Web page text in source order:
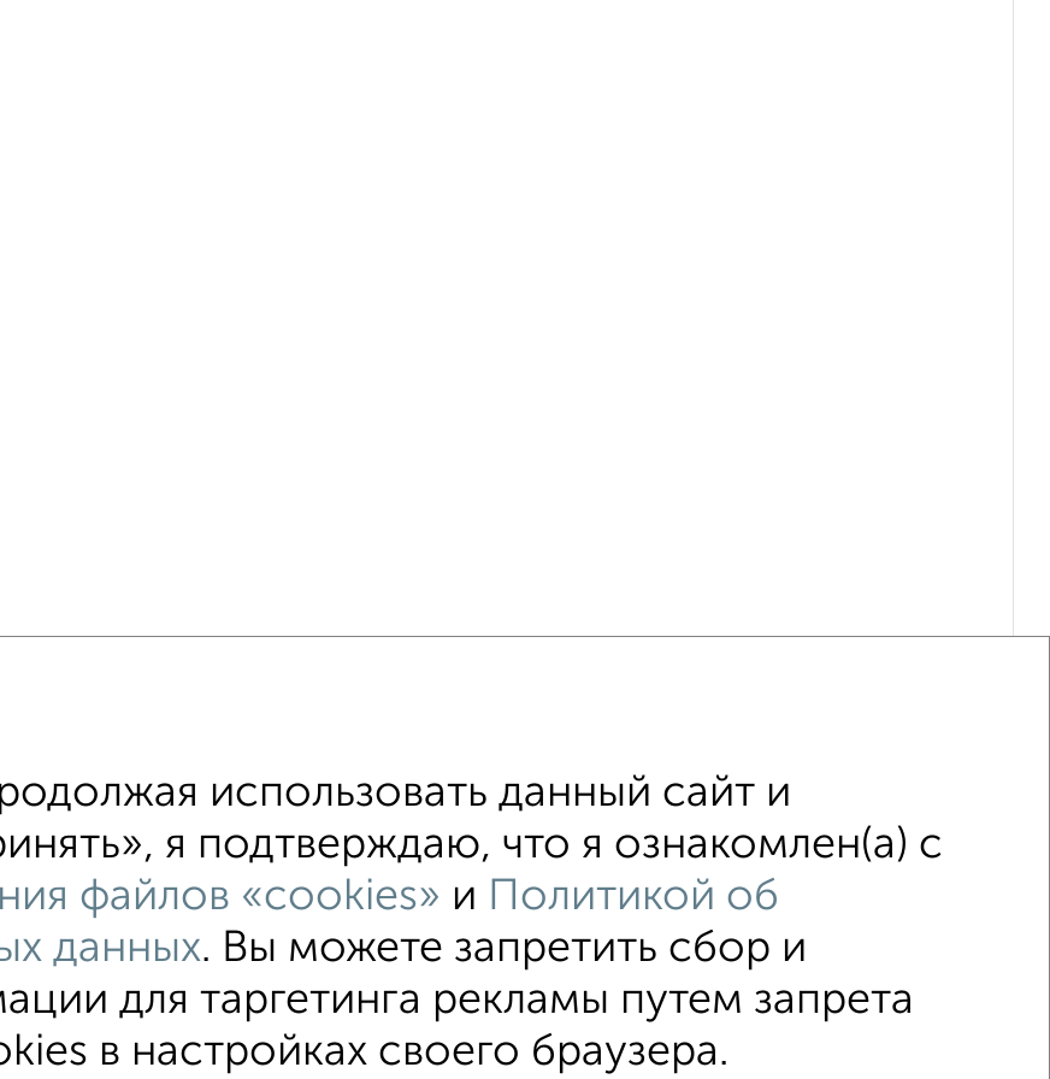
Земли промназначения
параметрам:
на улице имени П.Ф. Батавина В черте города
СНТ В черте города От собственника
использовать данный сайт и
я подтверждаю, что я ознакомлен(а) с
файлов «cookies» и
Политикой об
данных. Вы можете запретить сбор и
для таргетинга рекламы путем запрета
в настройках своего браузера.